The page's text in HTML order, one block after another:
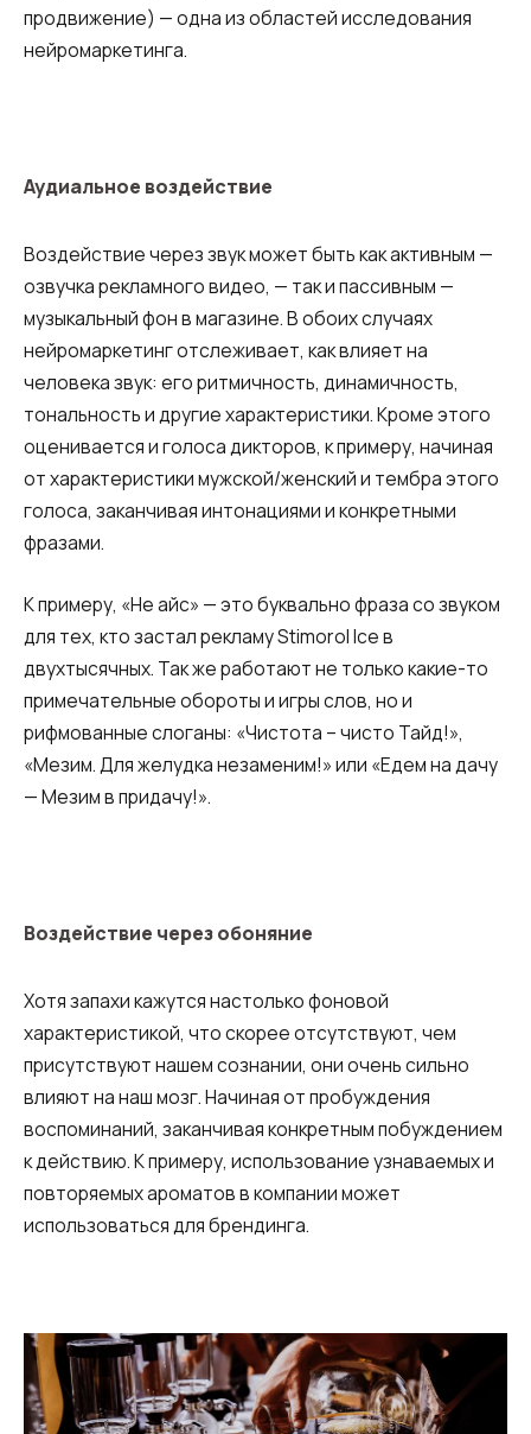
продвижение) — одна из областей исследования
нейромаркетинга.
Аудиальное воздействие
Воздействие через звук может быть как активным —
озвучка рекламного видео, — так и пассивным —
музыкальный фон в магазине. В обоих случаях
нейромаркетинг отслеживает, как влияет на
человека звук: его ритмичность, динамичность,
тональность и другие характеристики. Кроме этого
оценивается и голоса дикторов, к примеру, начиная
от характеристики мужской/женский и тембра этого
голоса, заканчивая интонациями и конкретными
фразами.
К примеру, «Не айс» — это буквально фраза со звуком
для тех, кто застал рекламу Stimorol Ice в
двухтысячных. Так же работают не только какие-то
примечательные обороты и игры слов, но и
рифмованные слоганы: «Чистота – чисто Тайд!»,
«Мезим. Для желудка незаменим!» или «Едем на дачу
— Мезим в придачу!».
Воздействие через обоняние
Хотя запахи кажутся настолько фоновой
характеристикой, что скорее отсутствуют, чем
присутствуют нашем сознании, они очень сильно
влияют на наш мозг. Начиная от пробуждения
воспоминаний, заканчивая конкретным побуждением
к действию. К примеру, использование узнаваемых и
повторяемых ароматов в компании может
использоваться для брендинга.